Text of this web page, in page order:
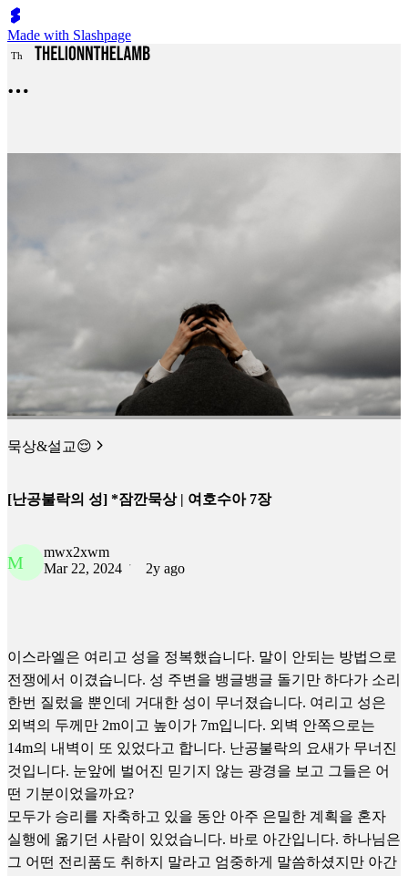
Made with Slashpage
Th
묵상&설교😌
[난공불락의 성] *잠깐묵상 | 여호수아 7장
M
mwx2xwm
Mar 22, 2024
2y ago
이스라엘은 여리고 성을 정복했습니다. 말이 안되는 방법으로
전쟁에서 이겼습니다. 성 주변을 뱅글뱅글 돌기만 하다가 소리
한번 질렀을 뿐인데 거대한 성이 무너졌습니다. 여리고 성은
외벽의 두께만 2m이고 높이가 7m입니다. 외벽 안쪽으로는
14m의 내벽이 또 있었다고 합니다. 난공불락의 요새가 무너진
것입니다. 눈앞에 벌어진 믿기지 않는 광경을 보고 그들은 어
떤 기분이었을까요?
모두가 승리를 자축하고 있을 동안 아주 은밀한 계획을 혼자
실행에 옮기던 사람이 있었습니다. 바로 아간입니다. 하나님은
그 어떤 전리품도 취하지 말라고 엄중하게 말씀하셨지만 아간